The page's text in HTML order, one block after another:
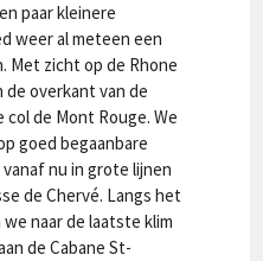
paar kleinere
weer al meteen een
Met zicht op de Rhone
de overkant van de
col de Mont Rouge. We
goed begaanbare
nu in grote lijnen
de Chervé. Langs het
naar de laatste klim
de Cabane St-